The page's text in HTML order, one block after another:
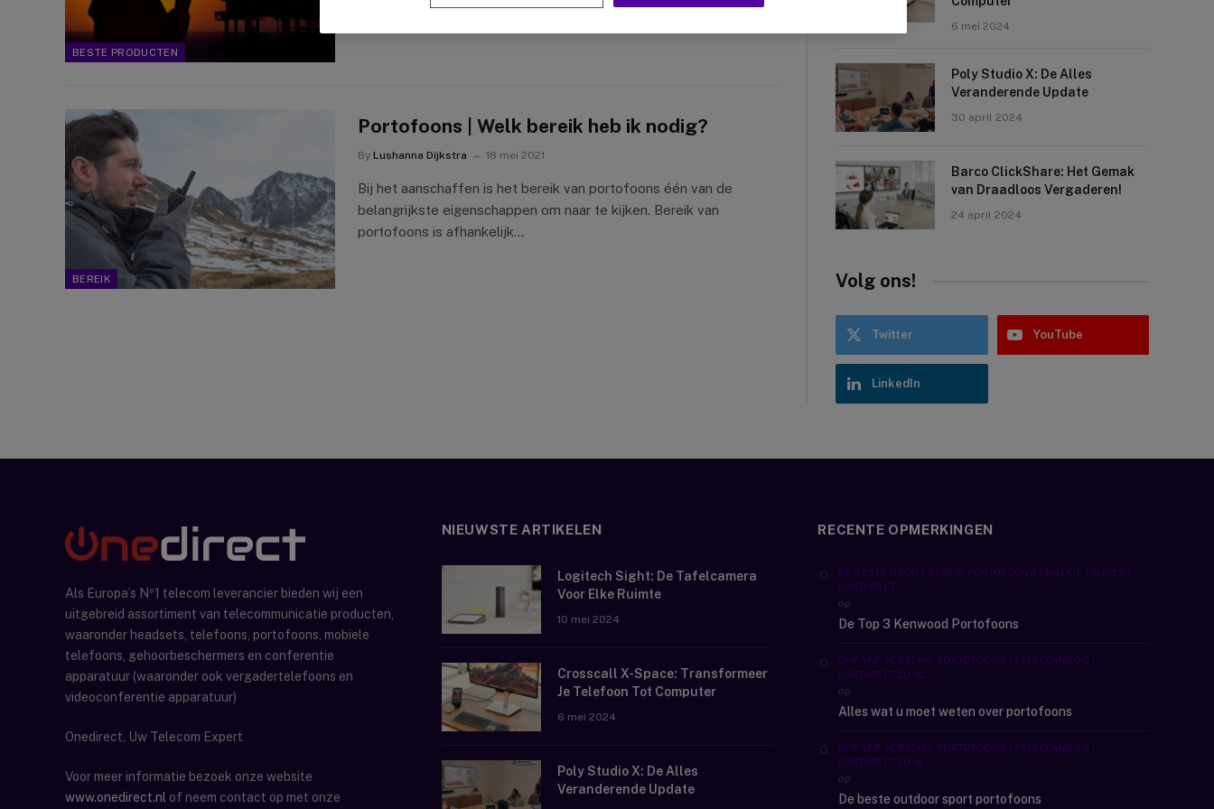
BESTE PRODUCTEN
BEREIK
Portofoons | Welk bereik heb ik nodig?
By Lushanna Dijkstra 18 mei 2021
Bij het aanschaffen is het bereik van portofoons één van de
belangrijkste eigenschappen om naar te kijken. Bereik van
portofoons is afhankelijk…
6 mei 2024
Poly Studio X: De Alles
Veranderende Update
30 april 2024
Barco ClickShare: Het Gemak
van Draadloos Vergaderen!
24 april 2024
Volg ons!
Twitter YouTube
LinkedIn
Als Europa’s Nº1 telecom leverancier bieden wij een
uitgebreid assortiment van telecommunicatie producten,
waaronder headsets, telefoons, portofoons, mobiele
telefoons, gehoorbeschermers en conferentie
apparatuur (waaronder ook vergadertelefoons en
videoconferentie apparatuur)
Onedirect, Uw Telecom Expert
Voor meer informatie bezoek onze website
www.onedirect.nl of neem contact op met onze
NIEUWSTE ARTIKELEN
Logitech Sight: De Tafelcamera
Voor Elke Ruimte
10 mei 2024
Crosscall X-Space: Transformeer
Je Telefoon Tot Computer
6 mei 2024
Poly Studio X: De Alles
Veranderende Update
RECENTE OPMERKINGEN
DE BESTE GROOT BEREIK PORTOFOONS | WALKIE TALKIES |
ONEDIRECT
op
De Top 3 Kenwood Portofoons
UHF VHF VERSCHIL PORTOFOONS | TELECOMBLOG |
ONEDIRECT.CO.NL
op
Alles wat u moet weten over portofoons
UHF VHF VERSCHIL PORTOFOONS | TELECOMBLOG |
ONEDIRECT.CO.NL
op
De beste outdoor sport portofoons